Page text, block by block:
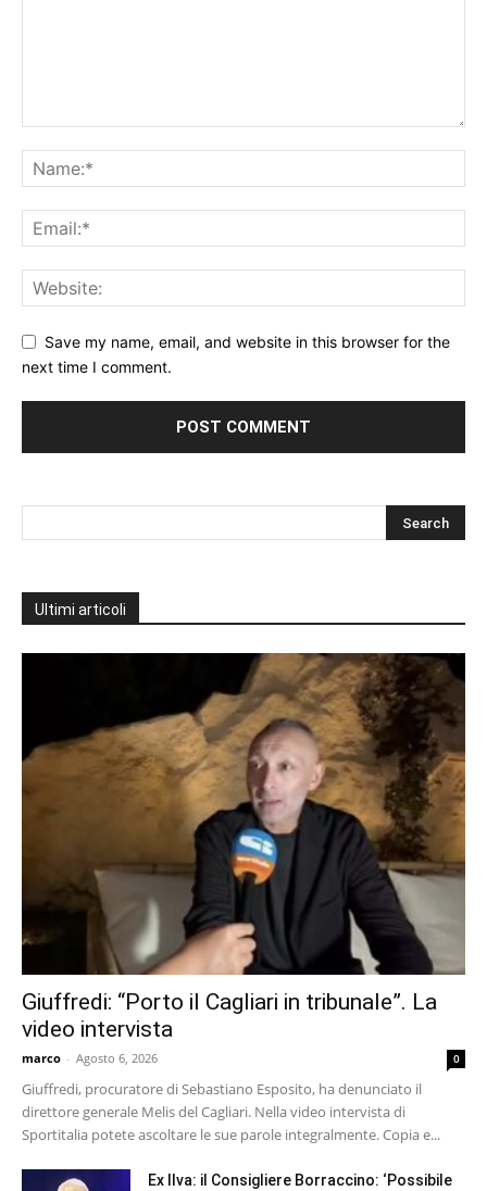
Save my name, email, and website in this browser for the
next time I comment.
Ultimi articoli
Giuffredi: “Porto il Cagliari in tribunale”. La
video intervista
marco - Agosto 6, 2026 0
Giuffredi, procuratore di Sebastiano Esposito, ha denunciato il
direttore generale Melis del Cagliari. Nella video intervista di
Sportitalia potete ascoltare le sue parole integralmente. Copia e...
Ex Ilva: il Consigliere Borraccino: ‘Possibile